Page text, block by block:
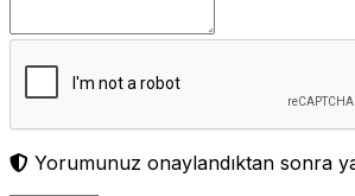
Yorumunuz onaylandıktan sonra